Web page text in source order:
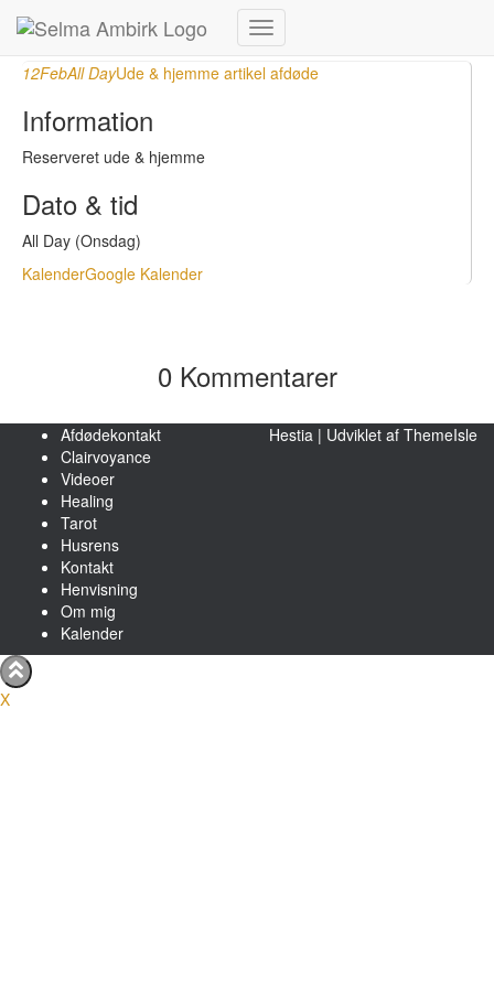
Skift
navigation
Februar, 2020
12FebAll DayUde & hjemme artikel afdøde
Information
Reserveret ude & hjemme
Dato & tid
All Day (Onsdag)
KalenderGoogle Kalender
0 Kommentarer
Afdødekontakt
Clairvoyance
Videoer
Healing
Tarot
Husrens
Kontakt
Henvisning
Om mig
Kalender
Hestia | Udviklet af ThemeIsle
X